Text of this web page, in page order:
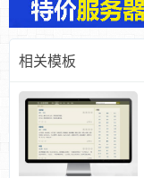
相关模板